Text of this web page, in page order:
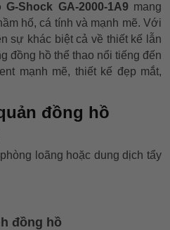
G-Shock GA-2000-1A9mang
hố, cá tính và mạnh mẽ. Với
sự khác biệt cả về thiết kế lẫn
đồng hồ thể thao nổi tiếng đến
mạnh mẽ, thiết kế đẹp mắt,
đồng hồ
loãng hoặc dung dịch tẩy
đồng hồ